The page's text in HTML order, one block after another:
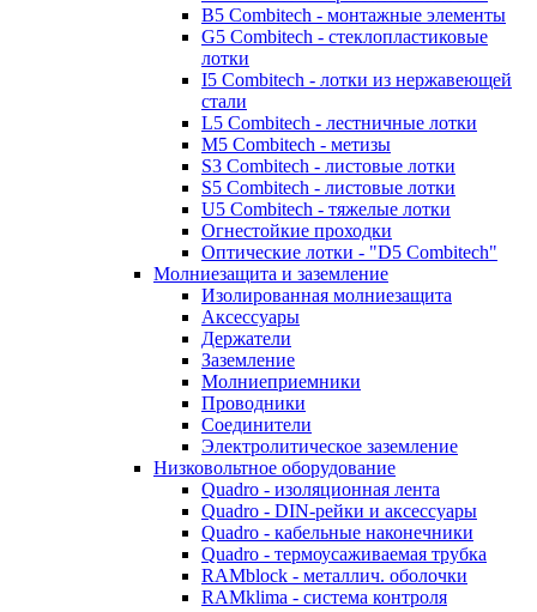
B5 Combitech - монтажные элементы
G5 Combitech - стеклопластиковые
лотки
I5 Combitech - лотки из нержавеющей
стали
L5 Combitech - лестничные лотки
M5 Combitech - метизы
S3 Combitech - листовые лотки
S5 Combitech - листовые лотки
U5 Combitech - тяжелые лотки
Огнестойкие проходки
Оптические лотки - "D5 Combitech"
Молниезащита и заземление
Изолированная молниезащита
Аксессуары
Держатели
Заземление
Молниеприемники
Проводники
Соединители
Электролитическое заземление
Низковольтное оборудование
Quadro - изоляционная лента
Quadro - DIN-рейки и аксессуары
Quadro - кабельные наконечники
Quadro - термоусаживаемая трубка
RAMblock - металлич. оболочки
RAMklima - система контроля